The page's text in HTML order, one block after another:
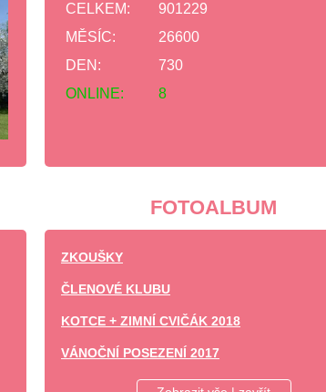
ONLINE: 8
CELKEM:
901229
MĚSÍC:
26600
DEN:
730
FOTOALBUM
ZKOUŠKY
ČLENOVÉ KLUBU
KOTCE + ZIMNÍ CVIČÁK 2018
VÁNOČNÍ POSEZENÍ 2017
DĚTSKÝ DEN ZÁPY 2017 -UKÁZKA VÝCVIKU